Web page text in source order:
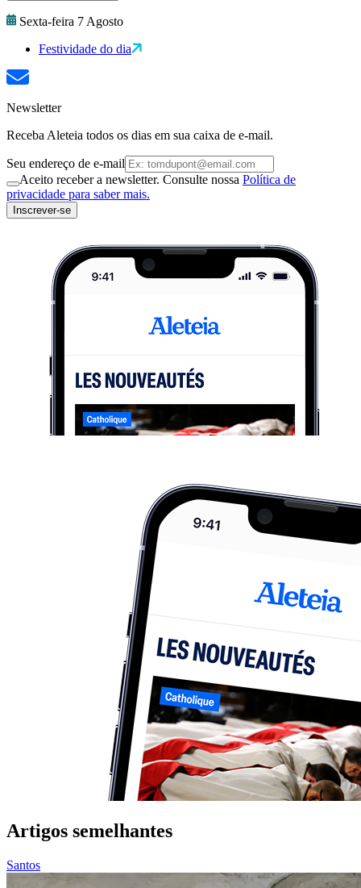
Sexta-feira 7 Agosto
Festividade do dia
Newsletter
Receba Aleteia todos os dias em sua caixa de e-mail.
Seu endereço de e-mail
Aceito receber a newsletter. Consulte nossa Política de
privacidade para saber mais.
Inscrever-se
Artigos semelhantes
Santos